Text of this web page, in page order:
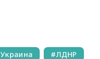
Украина ЛДНР